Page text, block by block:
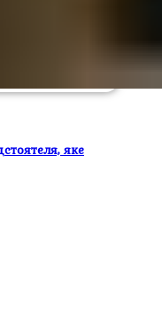
яке